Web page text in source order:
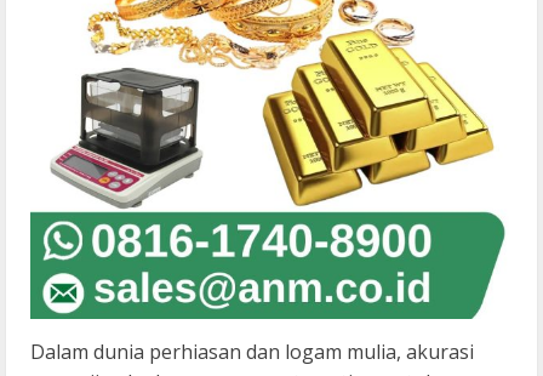
Dalam dunia perhiasan dan logam mulia, akurasi